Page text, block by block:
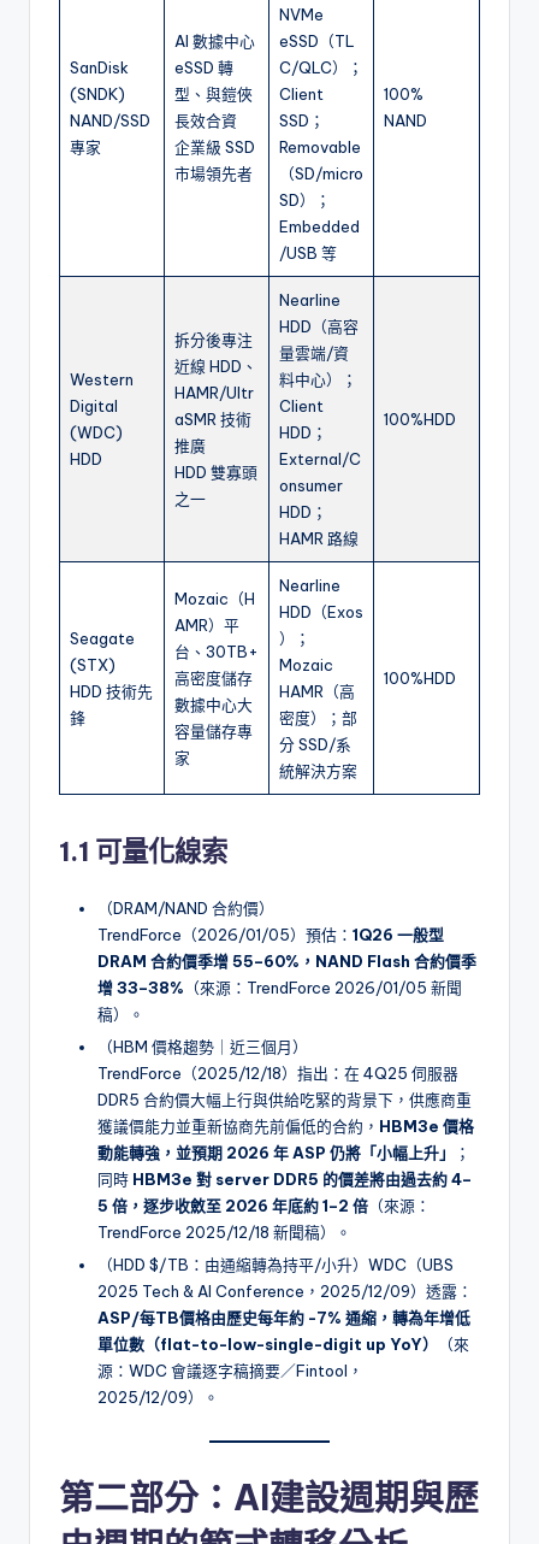
SanDisk
(SNDK)
NAND/SSD
專家
AI 數據中心
eSSD 轉
型、與鎧俠
長效合資
企業級 SSD
市場領先者
NVMe
eSSD（TL
C/QLC）；
Client
SSD；
Removable
（SD/micro
SD）；
Embedded
/USB 等
100%
NAND
Western
Digital
(WDC)
HDD
拆分後專注
近線 HDD、
HAMR/Ultr
aSMR 技術
推廣
HDD 雙寡頭
之一
Nearline
HDD（高容
量雲端/資
料中心）；
Client
HDD；
External/C
onsumer
HDD；
HAMR 路線
100%HDD
Seagate
(STX)
HDD 技術先
鋒
Mozaic（H
AMR）平
台、30TB+
高密度儲存
數據中心大
容量儲存專
家
Nearline
HDD（Exos
）；
Mozaic
HAMR（高
密度）；部
分 SSD/系
統解決方案
100%HDD
1.1 可量化線索
（DRAM/NAND 合約價）
TrendForce（2026/01/05）預估： 1Q26 一般型
DRAM 合約價季增 55–60%，NAND Flash 合約價季
增 33–38% （來源：TrendForce 2026/01/05 新聞
稿）。
（HBM 價格趨勢｜近三個月）
TrendForce（2025/12/18）指出：在 4Q25 伺服器
DDR5 合約價大幅上行與供給吃緊的背景下，供應商重
獲議價能力並重新協商先前偏低的合約， HBM3e 價格
動能轉強，並預期 2026 年 ASP 仍將「小幅上升」
；
同時 HBM3e 對 server DDR5 的價差將由過去約 4–
5 倍，逐步收斂至 2026 年底約 1–2 倍 （來源：
TrendForce 2025/12/18 新聞稿）。
（HDD $/TB：由通縮轉為持平/小升）WDC（UBS
2025 Tech & AI Conference，2025/12/09）透露：
ASP/每TB價格由歷史每年約 -7% 通縮，轉為年增低
單位數（flat-to-low-single-digit up YoY）
（來
源：WDC 會議逐字稿摘要／Fintool，
2025/12/09）。
第二部分：AI建設週期與歷